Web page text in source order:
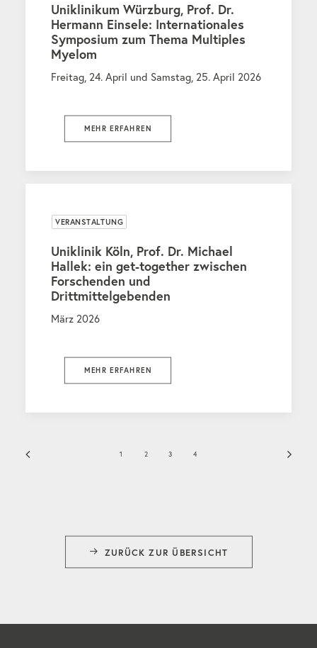
Uniklinikum Würzburg, Prof. Dr.
Hermann Einsele: Internationales
Symposium zum Thema Multiples
Myelom
Freitag, 24. April und Samstag, 25. April 2026
MEHR ERFAHREN
VERANSTALTUNG
Uniklinik Köln, Prof. Dr. Michael
Hallek: ein get-together zwischen
Forschenden und
Drittmittelgebenden
März 2026
MEHR ERFAHREN
1 2 3 4
ZURÜCK ZUR ÜBERSICHT